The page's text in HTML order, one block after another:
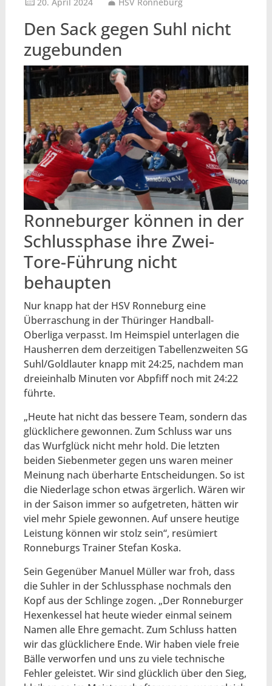
Den Sack gegen Suhl nicht
zugebunden
Ronneburger können in der
Schlussphase ihre Zwei-
Tore-Führung nicht
behaupten
Nur knapp hat der HSV Ronneburg eine
Überraschung in der Thüringer Handball-
Oberliga verpasst. Im Heimspiel unterlagen die
Hausherren dem derzeitigen Tabellenzweiten SG
Suhl/Goldlauter knapp mit 24:25, nachdem man
dreieinhalb Minuten vor Abpfiff noch mit 24:22
führte.
„Heute hat nicht das bessere Team, sondern das
glücklichere gewonnen. Zum Schluss war uns
das Wurfglück nicht mehr hold. Die letzten
beiden Siebenmeter gegen uns waren meiner
Meinung nach überharte Entscheidungen. So ist
die Niederlage schon etwas ärgerlich. Wären wir
in der Saison immer so aufgetreten, hätten wir
viel mehr Spiele gewonnen. Auf unsere heutige
Leistung können wir stolz sein“, resümiert
Ronneburgs Trainer Stefan Koska.
Sein Gegenüber Manuel Müller war froh, dass
die Suhler in der Schlussphase nochmals den
Kopf aus der Schlinge zogen. „Der Ronneburger
Hexenkessel hat heute wieder einmal seinem
Namen alle Ehre gemacht. Zum Schluss hatten
wir das glücklichere Ende. Wir haben viele freie
Bälle verworfen und uns zu viele technische
Fehler geleistet. Wir sind glücklich über den Sieg,